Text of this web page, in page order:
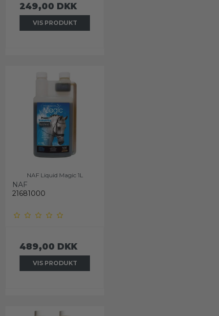
249,00 DKK
VIS PRODUKT
NAF Liquid Magic 1L
NAF
21681000
489,00 DKK
VIS PRODUKT